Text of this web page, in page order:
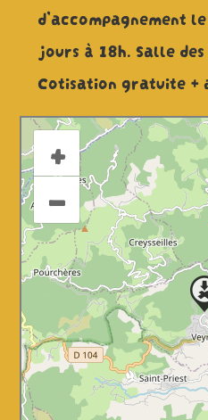
d’accompagnement
jours à 18h. Salle
Cotisation gratuite +
+
–